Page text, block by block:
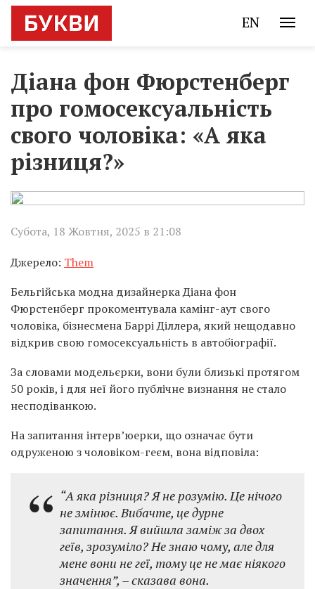
EN
Діана фон Фюрстенберг
про гомосексуальність
свого чоловіка: «А яка
різниця?»
Субота, 18 Жовтня, 2025 в 21:08
Джерело: Them
Бельгійська модна дизайнерка Діана фон
Фюрстенберг прокоментувала камінг-аут свого
чоловіка, бізнесмена Баррі Діллера, який нещодавно
відкрив свою гомосексуальність в автобіографії.
За словами модельєрки, вони були близькі протягом
50 років, і для неї його публічне визнання не стало
несподіванкою.
На запитання інтерв’юерки, що означає бути
одруженою з чоловіком-геєм, вона відповіла:
“А яка різниця? Я не розумію. Це нічого
не змінює. Вибачте, це дурне
запитання. Я вийшла заміж за двох
геїв, зрозуміло? Не знаю чому, але для
мене вони не геї, тому це не має ніякого
значення”, – сказава вона.